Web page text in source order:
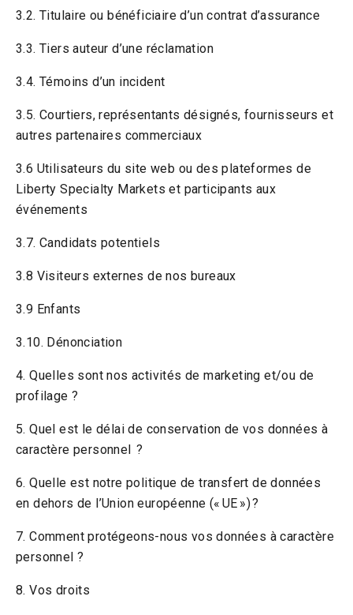
3.2. Titulaire ou bénéficiaire d’un contrat d’assurance
3.3. Tiers auteur d’une réclamation
3.4. Témoins d’un incident
3.5. Courtiers, représentants désignés, fournisseurs et
autres partenaires commerciaux
3.6 Utilisateurs du site web ou des plateformes de
Liberty Specialty Markets et participants aux
événements
3.7. Candidats potentiels
3.8 Visiteurs externes de nos bureaux
3.9 Enfants
3.10. Dénonciation
4. Quelles sont nos activités de marketing et/ou de
profilage ?
5. Quel est le délai de conservation de vos données à
caractère personnel ?
6. Quelle est notre politique de transfert de données
en dehors de l’Union européenne (« UE ») ?
7. Comment protégeons-nous vos données à caractère
personnel ?
8. Vos droits